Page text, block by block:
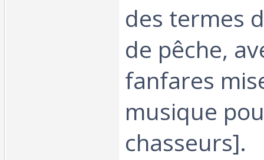
des termes
de pêche,
fanfares
musique
chasseurs].‎